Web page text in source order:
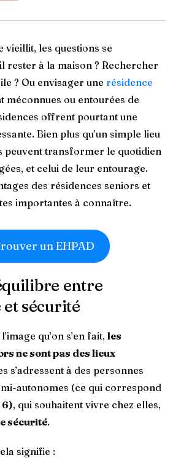
vieillit, les questions se
rester à la maison ? Rechercher
? Ou envisager une résidence
méconnues ou entourées de
offrent pourtant une
Bien plus qu’un simple lieu
peuvent transformer le quotidien
et celui de leur entourage.
des résidences seniors et
importantes à connaître.
un EHPAD
entre
sécurité
qu’on s’en fait, les
ne sont pas des lieux
s’adressent à des personnes
autonomes (ce qui correspond
6), qui souhaitent vivre chez elles,
sécurité.
signifie :